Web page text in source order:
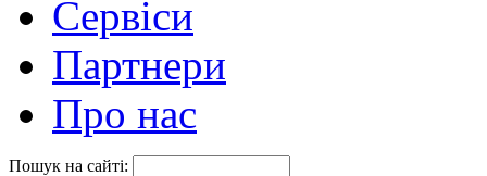
Сервіси
Партнери
Про нас
Пошук на сайті: